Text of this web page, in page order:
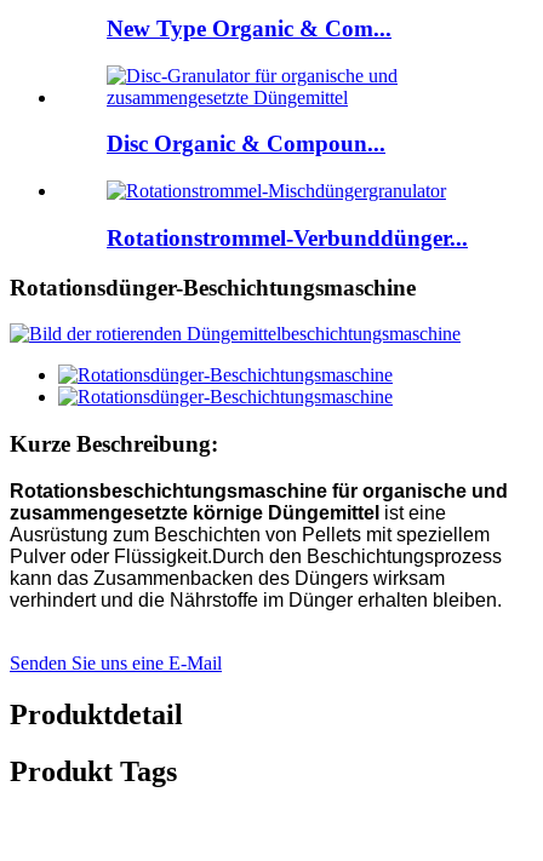
New Type Organic & Com...
Disc Organic & Compoun...
Rotationstrommel-Verbunddünger...
Rotationsdünger-Beschichtungsmaschine
Kurze Beschreibung:
Rotationsbeschichtungsmaschine für organische und
zusammengesetzte körnige Düngemittel ist eine
Ausrüstung zum Beschichten von Pellets mit speziellem
Pulver oder Flüssigkeit.Durch den Beschichtungsprozess
kann das Zusammenbacken des Düngers wirksam
verhindert und die Nährstoffe im Dünger erhalten bleiben.
Senden Sie uns eine E-Mail
Produktdetail
Produkt Tags